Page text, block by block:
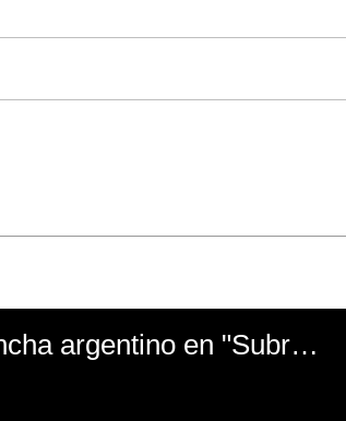
El mal momento de Yanina Gasañol con un hincha argentino en "Subrayado"